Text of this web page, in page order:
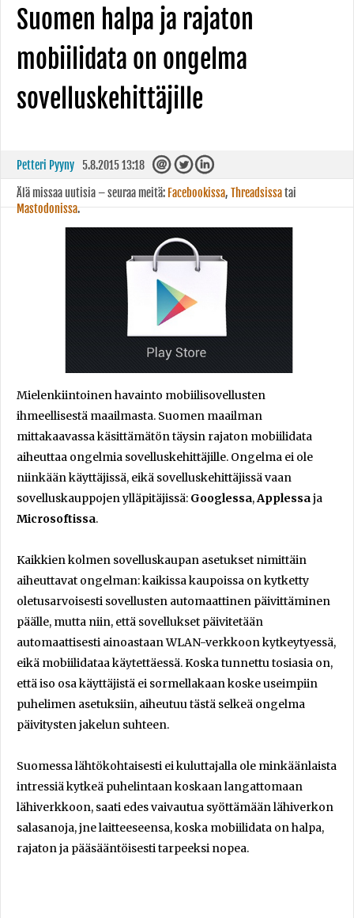
Suomen halpa ja rajaton
mobiilidata on ongelma
sovelluskehittäjille
Petteri Pyyny 5.8.2015 13:18
Älä missaa uutisia – seuraa meitä: Facebookissa, Threadsissatai
Mastodonissa.
Mielenkiintoinen havainto mobiilisovellusten
ihmeellisestä maailmasta. Suomen maailman
mittakaavassa käsittämätön täysin rajaton mobiilidata
aiheuttaa ongelmia sovelluskehittäjille. Ongelma ei ole
niinkään käyttäjissä, eikä sovelluskehittäjissä vaan
sovelluskauppojen ylläpitäjissä: Googlessa,Applessaja
Microsoftissa.
Kaikkien kolmen sovelluskaupan asetukset nimittäin
aiheuttavat ongelman: kaikissa kaupoissa on kytketty
oletusarvoisesti sovellusten automaattinen päivittäminen
päälle, mutta niin, että sovellukset päivitetään
automaattisesti ainoastaan WLAN-verkkoon kytkeytyessä,
eikä mobiilidataa käytettäessä. Koska tunnettu tosiasia on,
että iso osa käyttäjistä ei sormellakaan koske useimpiin
puhelimen asetuksiin, aiheutuu tästä selkeä ongelma
päivitysten jakelun suhteen.
Suomessa lähtökohtaisesti ei kuluttajalla ole minkäänlaista
intressiä kytkeä puhelintaan koskaan langattomaan
lähiverkkoon, saati edes vaivautua syöttämään lähiverkon
salasanoja, jne laitteeseensa, koska mobiilidata on halpa,
rajaton ja pääsääntöisesti tarpeeksi nopea.